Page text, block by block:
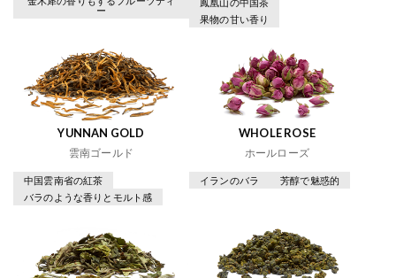
ー
果物の甘い香り
YUNNAN GOLD
雲南ゴールド
中国雲南省の紅茶
バラのような香りとモルト感
WHOLE ROSE
ホールローズ
イランのバラ 芳醇で魅惑的